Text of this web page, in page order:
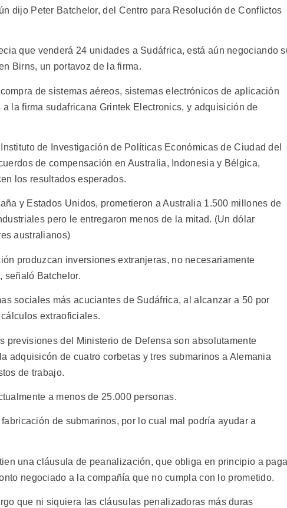
dijo Peter Batchelor, del Centro para Resolución de Conflictos
que venderá 24 unidades a Sudáfrica, está aún negociando
Birns, un portavoz de la firma.
de sistemas aéreos, sistemas electrónicos de aplicación
la firma sudafricana Grintek Electronics, y adquisición de
de Investigación de Políticas Económicas de Ciudad del
de compensación en Australia, Indonesia y Bélgica,
los resultados esperados.
y Estados Unidos, prometieron a Australia 1.500 millones de
pero le entregaron menos de la mitad. (Un dólar
australianos)
produzcan inversiones extranjeras, no necesariamente
señaló Batchelor.
sociales más acuciantes de Sudáfrica, al alcanzar a 50 por
extraoficiales.
previsiones del Ministerio de Defensa son absolutamente
adquisicón de cuatro corbetas y tres submarinos a Alemania
de trabajo.
a menos de 25.000 personas.
de submarinos, por lo cual mal podría ayudar a
una cláusula de peanalización, que obliga en principio a
negociado a la compañía que no cumpla con lo prometido.
que ni siquiera las cláusulas penalizadoras más duras